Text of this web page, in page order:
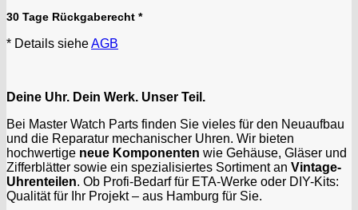
Kasper
Kaiser
Lanco
MSR
MST Roamer
ORC
Osco
30 Tage Rückgaberecht *
* Details sieheAGB
Deine Uhr. Dein Werk. Unser Teil.
Bei Master Watch Parts finden Sie vieles für den Neuaufbau
und die Reparatur mechanischer Uhren. Wir bieten
hochwertige neue Komponenten wie Gehäuse, Gläser und
Zifferblätter sowie ein spezialisiertes Sortiment an Vintage-
Uhrenteilen. Ob Profi-Bedarf für ETA-Werke oder DIY-Kits:
Qualität für Ihr Projekt – aus Hamburg für Sie.